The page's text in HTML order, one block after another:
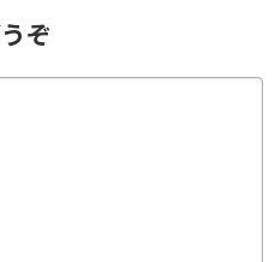
ぞ